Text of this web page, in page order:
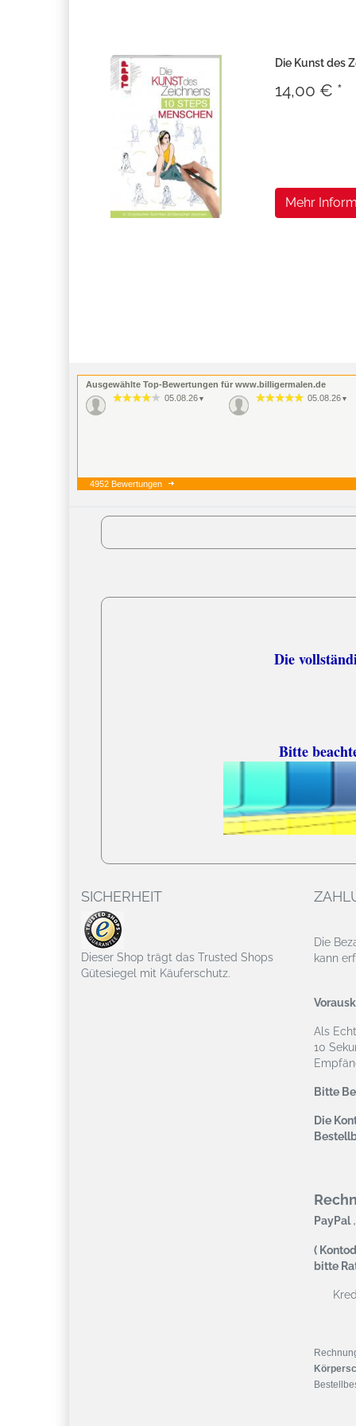
Die Kunst des
14,00 € *
Mehr
Ausgewählte Top-Bewertungen für www.billigermalen.de
05.08.26 ▼ 05.08.26 ▼
4952 Bewertungen
Die
Bitte
SICHERHEIT
Dieser Shop trägt das Trusted Shops
Gütesiegel mit Käuferschutz.
Die
kann
Als
10
Bitte
Die
PayPal,
(
bitte